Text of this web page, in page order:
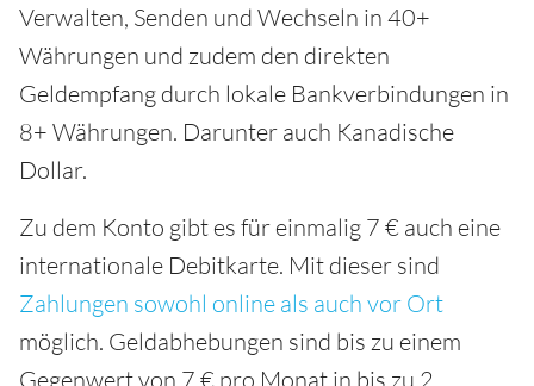
Verwalten, Senden und Wechseln in 40+
Währungen und zudem den direkten
Geldempfang durch lokale Bankverbindungen in
8+ Währungen. Darunter auch Kanadische
Dollar.
Zu dem Konto gibt es für einmalig 7 € auch eine
internationale Debitkarte. Mit dieser sind
Zahlungen sowohl online als auch vor Ort
möglich. Geldabhebungen sind bis zu einem
Gegenwert von 7 € pro Monat in bis zu 2